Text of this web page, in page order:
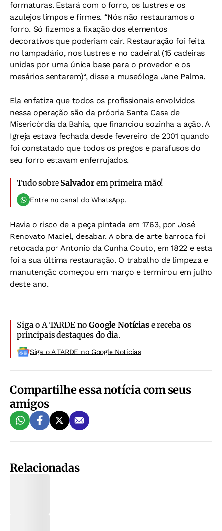
formaturas. Estará com o forro, os lustres e os
azulejos limpos e firmes. “Nós não restauramos o
forro. Só fizemos a fixação dos elementos
decorativos que poderiam cair. Restauração foi feita
no lampadário, nos lustres e no cadeiral (15 cadeiras
unidas por uma única base para o provedor e os
mesários sentarem)“, disse a museóloga Jane Palma.
Ela enfatiza que todos os profissionais envolvidos
nessa operação são da própria Santa Casa de
Misericórdia da Bahia, que financiou sozinha a ação. A
Igreja estava fechada desde fevereiro de 2001 quando
foi constatado que todos os pregos e parafusos do
seu forro estavam enferrujados.
Tudo sobre Salvadorem primeira mão!
Entre no canal do WhatsApp.
Havia o risco de a peça pintada em 1763, por José
Renovato Maciel, desabar. A obra de arte barroca foi
retocada por Antonio da Cunha Couto, em 1822 e esta
foi a sua última restauração. O trabalho de limpeza e
manutenção começou em março e terminou em julho
deste ano.
Siga o A TARDE noGoogle Notíciase receba os
principais destaques do dia.
Siga o A TARDE no Google Noticias
Compartilhe essa notícia com seus
amigos
Relacionadas